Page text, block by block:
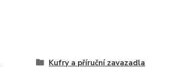
Kufry a příruční zavazadla